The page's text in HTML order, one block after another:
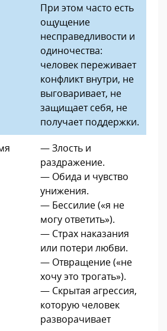
При этом часто есть
ощущение
несправедливости и
одиночества:
человек переживает
конфликт внутри, не
выговаривает, не
защищает себя, не
получает поддержки.
— Злость и
раздражение.
— Обида и чувство
унижения.
— Бессилие («я не
могу ответить»).
— Страх наказания
или потери любви.
— Отвращение («не
хочу это трогать»).
— Скрытая агрессия,
которую человек
разворачивает